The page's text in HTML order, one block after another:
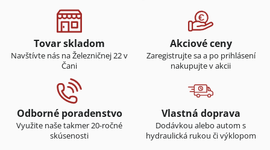
Tovar skladom
Navštívte nás na Železničnej 22 v
Čani
Akciové ceny
Zaregistrujte sa a po prihlásení
nakupujte v akcii
Odborné poradenstvo
Využite naše takmer 20-ročné
skúsenosti
Vlastná doprava
Dodávkou alebo autom s
hydraulická rukou či výklopom